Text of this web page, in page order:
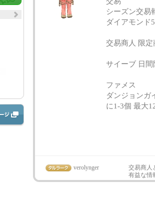
シーズン交易
ダイアモンド
交易商人 限定
サイーブ 日
ファメス
ダンジョンガ
に1-3個 最大
verolynger
交易商人
有益な情